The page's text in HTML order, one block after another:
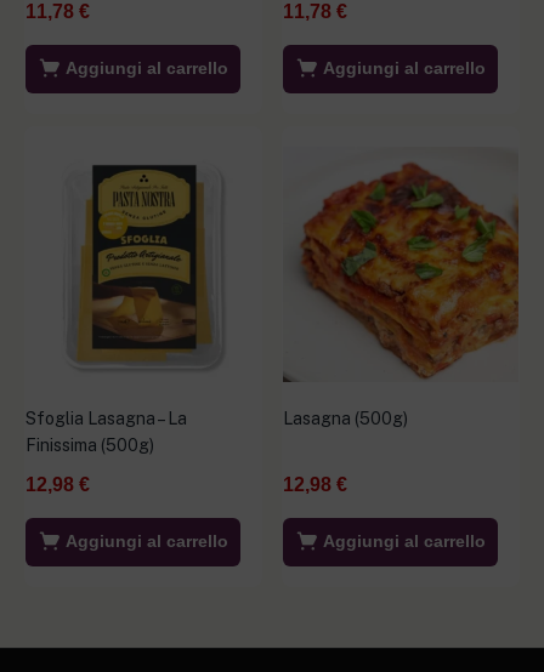
11,78 €
Aggiungi al carrello
11,78 €
Aggiungi al carrello
Sfoglia Lasagna – La
Finissima (500g)
12,98 €
Aggiungi al carrello
Lasagna (500g)
12,98 €
Aggiungi al carrello